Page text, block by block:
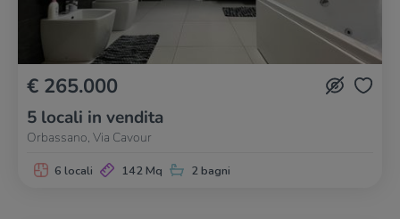
€ 265.000
5 locali in vendita
Orbassano, Via Cavour
6 locali 142 Mq 2 bagni